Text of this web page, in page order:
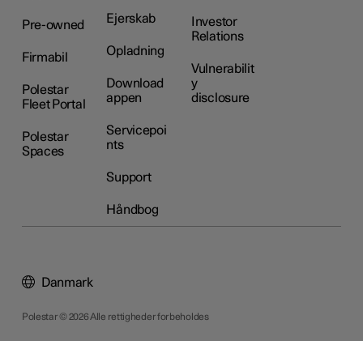
Pre-owned
Firmabil
Polestar
Fleet Portal
Polestar
Spaces
Ejerskab
Opladning
Download
appen
Servicepoi
nts
Support
Håndbog
Investor
Relations
Vulnerabilit
y
disclosure
Polestar © 2026 Alle rettigheder forbeholdes
Danmark